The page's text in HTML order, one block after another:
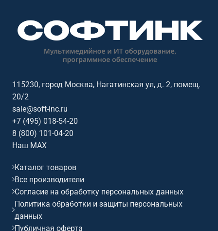
3840x2160@60Гц (16:9), сенсор:
20 касаний, яркость: 400, ос /
совместимость: Android.
3840x2160@60Гц (16:9), сенсор:
20 касаний, яркость: 400, ос /
совместимость: Android.
115230, город Москва, Нагатинская ул, д. 2, помещ.
20/2
sale@soft-inc.ru
+7 (495) 018-54-20
8 (800) 101-04-20
Наш MAX
Каталог товаров
Все производители
Согласие на обработку персональных данных
Политика обработки и защиты персональных
данных
Публичная оферта